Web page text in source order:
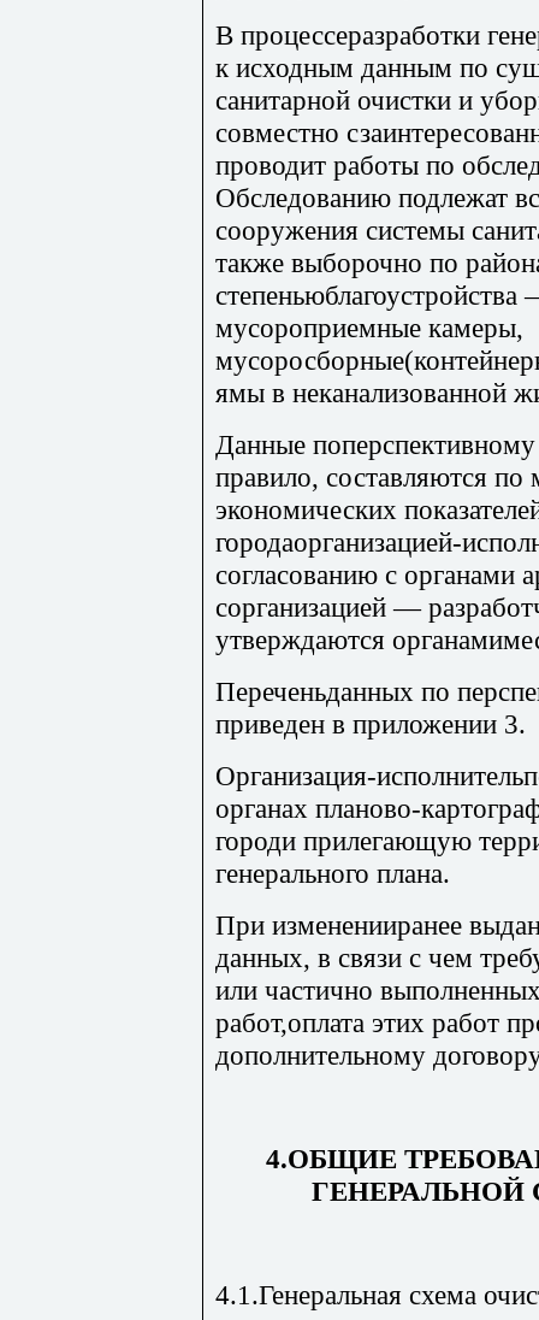
В процессеразработки
к исходным данным по
санитарной очистки и
совместно
проводит работы по
Обследованию подлежат
сооружения системы
также выборочно по
мусороприемные камеры,
ямы в неканализованной
Данные
правило, составляются по
экономических
городаорганизацией-
согласованию с органами
сорганизацией —
утверждаются
Переченьданных по
приведен в приложении 3.
Организация-
органах планово-
городи прилегающую
генерального плана.
При измененииранее
данных, в связи с чем
или частично
работ,оплата этих работ
дополнительному
4.ОБЩИЕ
4.1.Генеральная схема